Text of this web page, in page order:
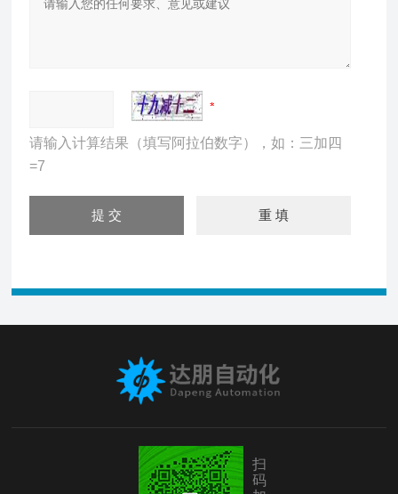
请输入计算结果（填写阿拉伯数字），如：三加四
=7
扫
码